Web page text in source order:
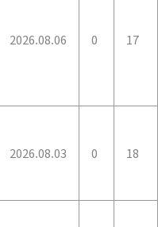
2026.08.06 0 17
2026.08.03 0 18